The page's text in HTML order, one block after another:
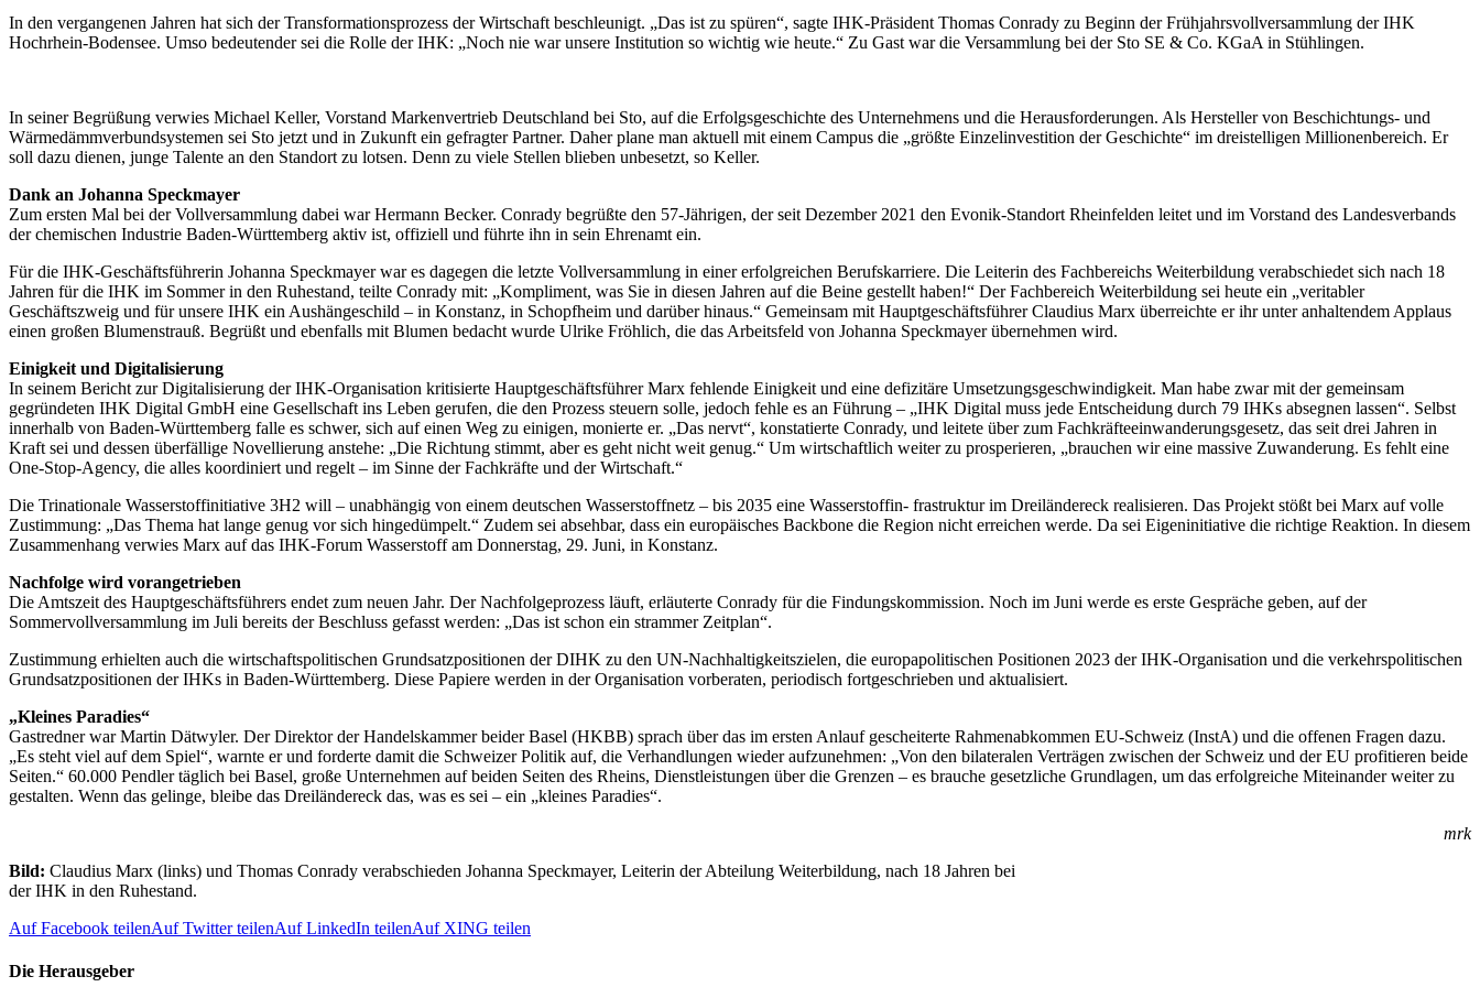
In den vergangenen Jahren hat sich der Transformationsprozess der Wirtschaft beschleunigt. „Das ist zu spüren“, sagte IHK-Präsident Thomas Conrady zu Beginn der Frühjahrsvollversammlung der IHK
Hochrhein-Bodensee. Umso bedeutender sei die Rolle der IHK: „Noch nie war unsere Institution so wichtig wie heute.“ Zu Gast war die Versammlung bei der Sto SE & Co. KGaA in Stühlingen.
In seiner Begrüßung verwies Michael Keller, Vorstand Markenvertrieb Deutschland bei Sto, auf die Erfolgsgeschichte des Unternehmens und die Herausforderungen. Als Hersteller von Beschichtungs- und
Wärmedämmverbundsystemen sei Sto jetzt und in Zukunft ein gefragter Partner. Daher plane man aktuell mit einem Campus die „größte Einzelinvestition der Geschichte“ im dreistelligen Millionenbereich. Er
soll dazu dienen, junge Talente an den Standort zu lotsen. Denn zu viele Stellen blieben unbesetzt, so Keller.
Dank an Johanna Speckmayer
Zum ersten Mal bei der Vollversammlung dabei war Hermann Becker. Conrady begrüßte den 57-Jährigen, der seit Dezember 2021 den Evonik-Standort Rheinfelden leitet und im Vorstand des Landesverbands
der chemischen Industrie Baden-Württemberg aktiv ist, offiziell und führte ihn in sein Ehrenamt ein.
Für die IHK-Geschäftsführerin Johanna Speckmayer war es dagegen die letzte Vollversammlung in einer erfolgreichen Berufskarriere. Die Leiterin des Fachbereichs Weiterbildung verabschiedet sich nach 18
Jahren für die IHK im Sommer in den Ruhestand, teilte Conrady mit: „Kompliment, was Sie in diesen Jahren auf die Beine gestellt haben!“ Der Fachbereich Weiterbildung sei heute ein „veritabler
Geschäftszweig und für unsere IHK ein Aushängeschild – in Konstanz, in Schopfheim und darüber hinaus.“ Gemeinsam mit Hauptgeschäftsführer Claudius Marx überreichte er ihr unter anhaltendem Applaus
einen großen Blumenstrauß. Begrüßt und ebenfalls mit Blumen bedacht wurde Ulrike Fröhlich, die das Arbeitsfeld von Johanna Speckmayer übernehmen wird.
Einigkeit und Digitalisierung
In seinem Bericht zur Digitalisierung der IHK-Organisation kritisierte Hauptgeschäftsführer Marx fehlende Einigkeit und eine defizitäre Umsetzungsgeschwindigkeit. Man habe zwar mit der gemeinsam
gegründeten IHK Digital GmbH eine Gesellschaft ins Leben gerufen, die den Prozess steuern solle, jedoch fehle es an Führung – „IHK Digital muss jede Entscheidung durch 79 IHKs absegnen lassen“. Selbst
innerhalb von Baden-Württemberg falle es schwer, sich auf einen Weg zu einigen, monierte er. „Das nervt“, konstatierte Conrady, und leitete über zum Fachkräfteeinwanderungsgesetz, das seit drei Jahren in
Kraft sei und dessen überfällige Novellierung anstehe: „Die Richtung stimmt, aber es geht nicht weit genug.“ Um wirtschaftlich weiter zu prosperieren, „brauchen wir eine massive Zuwanderung. Es fehlt eine
One-Stop-Agency, die alles koordiniert und regelt – im Sinne der Fachkräfte und der Wirtschaft.“
Die Trinationale Wasserstoffinitiative 3H2 will – unabhängig von einem deutschen Wasserstoffnetz – bis 2035 eine Wasserstoffin- frastruktur im Dreiländereck realisieren. Das Projekt stößt bei Marx auf volle
Zustimmung: „Das Thema hat lange genug vor sich hingedümpelt.“ Zudem sei absehbar, dass ein europäisches Backbone die Region nicht erreichen werde. Da sei Eigeninitiative die richtige Reaktion. In diesem
Zusammenhang verwies Marx auf das IHK-Forum Wasserstoff am Donnerstag, 29. Juni, in Konstanz.
Nachfolge wird vorangetrieben
Die Amtszeit des Hauptgeschäftsführers endet zum neuen Jahr. Der Nachfolgeprozess läuft, erläuterte Conrady für die Findungskommission. Noch im Juni werde es erste Gespräche geben, auf der
Sommervollversammlung im Juli bereits der Beschluss gefasst werden: „Das ist schon ein strammer Zeitplan“.
Zustimmung erhielten auch die wirtschaftspolitischen Grundsatzpositionen der DIHK zu den UN-Nachhaltigkeitszielen, die europapolitischen Positionen 2023 der IHK-Organisation und die verkehrspolitischen
Grundsatzpositionen der IHKs in Baden-Württemberg. Diese Papiere werden in der Organisation vorberaten, periodisch fortgeschrieben und aktualisiert.
„Kleines Paradies“
Gastredner war Martin Dätwyler. Der Direktor der Handelskammer beider Basel (HKBB) sprach über das im ersten Anlauf gescheiterte Rahmenabkommen EU-Schweiz (InstA) und die offenen Fragen dazu.
„Es steht viel auf dem Spiel“, warnte er und forderte damit die Schweizer Politik auf, die Verhandlungen wieder aufzunehmen: „Von den bilateralen Verträgen zwischen der Schweiz und der EU profitieren beide
Seiten.“ 60.000 Pendler täglich bei Basel, große Unternehmen auf beiden Seiten des Rheins, Dienstleistungen über die Grenzen – es brauche gesetzliche Grundlagen, um das erfolgreiche Miteinander weiter zu
gestalten. Wenn das gelinge, bleibe das Dreiländereck das, was es sei – ein „kleines Paradies“.
mrk
Bild: Claudius Marx (links) und Thomas Conrady verabschieden Johanna Speckmayer, Leiterin der Abteilung Weiterbildung, nach 18 Jahren bei
der IHK in den Ruhestand.
Auf Facebook teilenAuf Twitter teilenAuf LinkedIn teilenAuf XING teilen
Die Herausgeber